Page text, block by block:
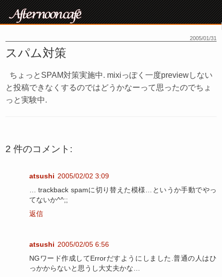
2005/01/31
スパム対策
ちょっとSPAM対策実施中. mixiっぽく一度previewしない
と投稿できなくするのではどうかなーって思ったのでちょ
っと実験中.
2 件のコメント:
atsushi 2005/02/02 3:09
… trackback spamに切り替えた模様…というか手動でやっ
てないか^^;;
返信
atsushi 2005/02/05 6:56
NGワード作成してErrorだすようにしました.普通の人はひ
っかからないと思うし大丈夫かな…